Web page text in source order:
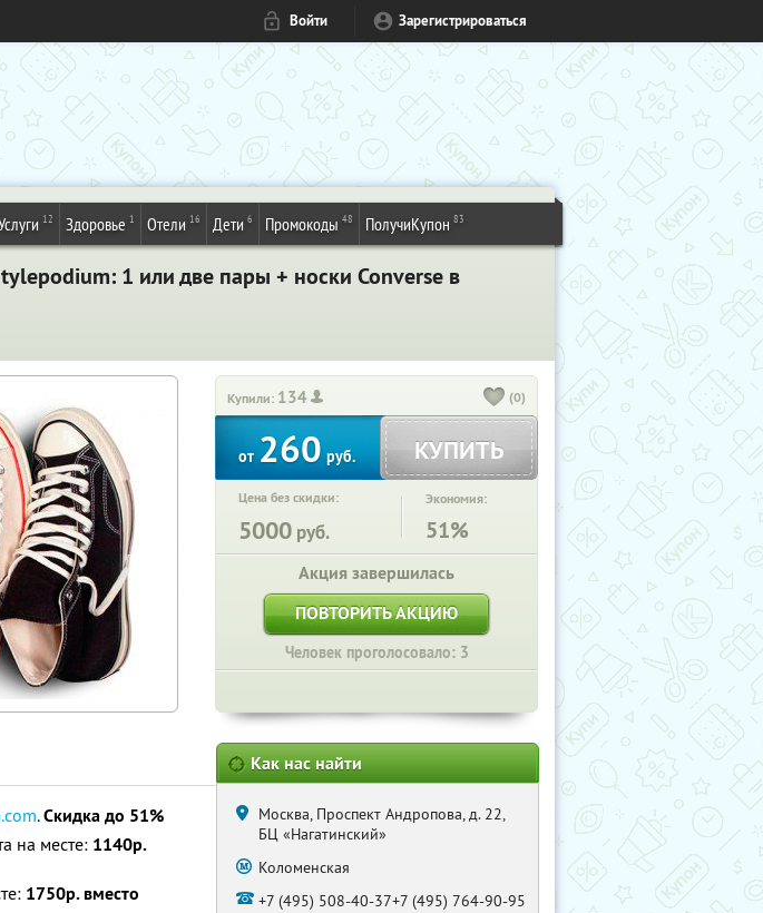
Войти Зарегистрироваться
12 Здоровье 1 Отели 16 Дети 6 Промокоды 48 ПолучиКупон 83
1 или две пары + носки Converse в
Купили: 134 (0)
от260руб. КУПИТЬ
Цена без скидки:
5000 руб.
Экономия:
51%
Акция завершилась
ПОВТОРИТЬ АКЦИЮ
Человек проголосовало: 3
.Скидка до 51%
на месте: 1140р.
1750р. вместо
Как нас найти
Москва, Проспект Андропова, д. 22,
БЦ «Нагатинский»
Коломенская
+7 (495) 508-40-37+7 (495) 764-90-95